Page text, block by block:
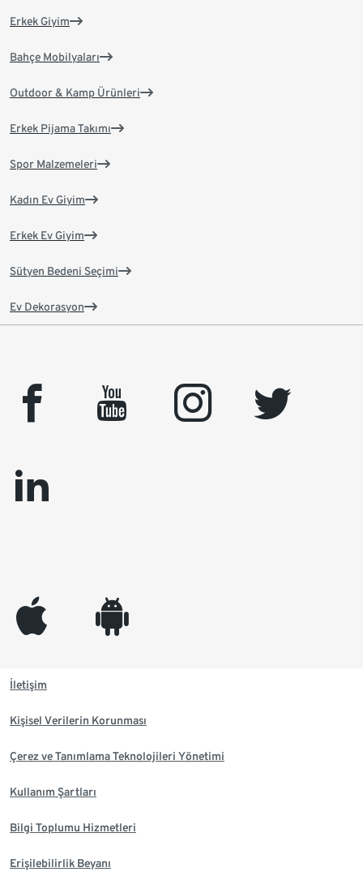
Erkek Giyim
Bahçe Mobilyaları
Outdoor & Kamp Ürünleri
Erkek Pijama Takımı
Spor Malzemeleri
Kadın Ev Giyim
Erkek Ev Giyim
Sütyen Bedeni Seçimi
Ev Dekorasyon
facebook youtube instagram
twitter
linkedin
appleinc android
İletişim
Kişisel Verilerin Korunması
Çerez ve Tanımlama Teknolojileri Yönetimi
Kullanım Şartları
Bilgi Toplumu Hizmetleri
Erişilebilirlik Beyanı